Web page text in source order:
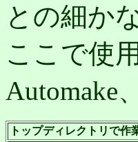
との細か
ここで使
Automake
トップディレクトリで作